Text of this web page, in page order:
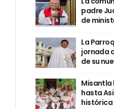
padre
de
La
jornada
de su
Misantla
hasta
histórica